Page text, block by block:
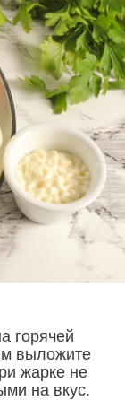
горячей
выложите
жарке не
на вкус.